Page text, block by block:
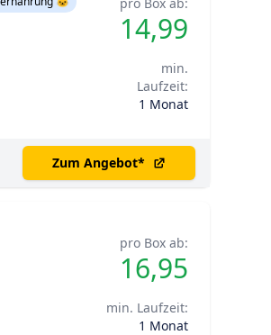
14,99
min.
Laufzeit:
1 Monat
Zum Angebot*
pro Box ab:
16,95
min. Laufzeit:
1 Monat